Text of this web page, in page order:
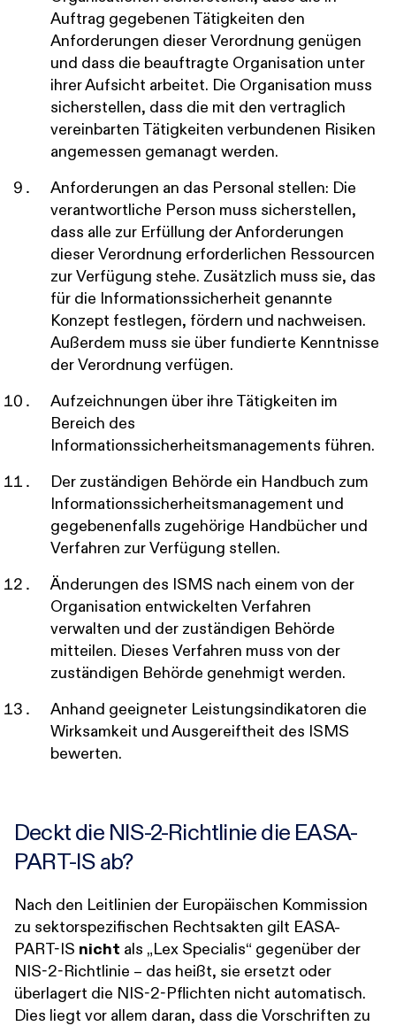
Auftrag gegebenen Tätigkeiten den
Anforderungen dieser Verordnung genügen
und dass die beauftragte Organisation unter
ihrer Aufsicht arbeitet. Die Organisation muss
sicherstellen, dass die mit den vertraglich
vereinbarten Tätigkeiten verbundenen Risiken
angemessen gemanagt werden.
Anforderungen an das Personal stellen: Die
verantwortliche Person muss sicherstellen,
dass alle zur Erfüllung der Anforderungen
dieser Verordnung erforderlichen Ressourcen
zur Verfügung stehe. Zusätzlich muss sie, das
für die Informationssicherheit genannte
Konzept festlegen, fördern und nachweisen.
Außerdem muss sie über fundierte Kenntnisse
der Verordnung verfügen.
Aufzeichnungen über ihre Tätigkeiten im
Bereich des
Informationssicherheitsmanagements führen.
Der zuständigen Behörde ein Handbuch zum
Informationssicherheitsmanagement und
gegebenenfalls zugehörige Handbücher und
Verfahren zur Verfügung stellen.
Änderungen des ISMS nach einem von der
Organisation entwickelten Verfahren
verwalten und der zuständigen Behörde
mitteilen. Dieses Verfahren muss von der
zuständigen Behörde genehmigt werden.
Anhand geeigneter Leistungsindikatoren die
Wirksamkeit und Ausgereiftheit des ISMS
bewerten.
Deckt die NIS-2-Richtlinie die EASA-
PART-IS ab?
Nach den Leitlinien der Europäischen Kommission
zu sektorspezifischen Rechtsakten gilt EASA-
PART-IS nicht als „Lex Specialis“ gegenüber der
NIS-2-Richtlinie – das heißt, sie ersetzt oder
überlagert die NIS-2-Pflichten nicht automatisch.
Dies liegt vor allem daran, dass die Vorschriften zu